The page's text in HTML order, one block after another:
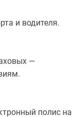
и водителя.
—
полис на